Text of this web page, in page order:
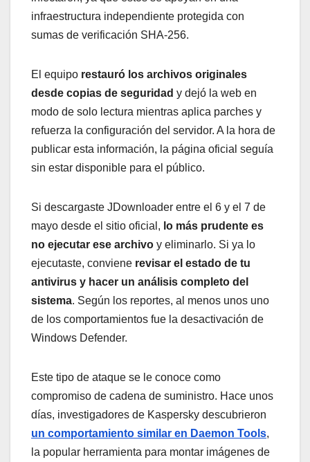
infraestructura independiente protegida con
sumas de verificación SHA-256.
El equipo restauró los archivos originales
desde copias de seguridad y dejó la web en
modo de solo lectura mientras aplica parches y
refuerza la configuración del servidor. A la hora de
publicar esta información, la página oficial seguía
sin estar disponible para el público.
Si descargaste JDownloader entre el 6 y el 7 de
mayo desde el sitio oficial, lo más prudente es
no ejecutar ese archivo y eliminarlo. Si ya lo
ejecutaste, conviene revisar el estado de tu
antivirus y hacer un análisis completo del
sistema. Según los reportes, al menos unos uno
de los comportamientos fue la desactivación de
Windows Defender.
Este tipo de ataque se le conoce como
compromiso de cadena de suministro. Hace unos
días, investigadores de Kaspersky descubrieron
un comportamiento similar en Daemon Tools,
la popular herramienta para montar imágenes de